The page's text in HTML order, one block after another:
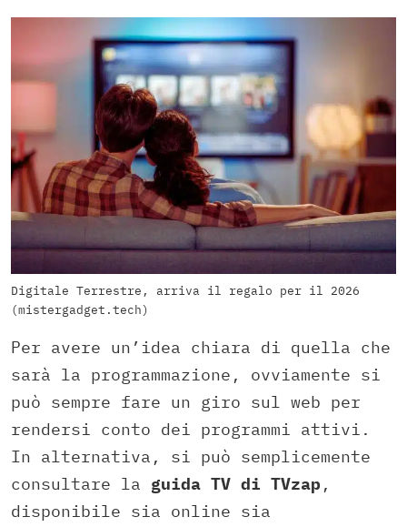
Digitale Terrestre, arriva il regalo per il 2026
(mistergadget.tech)
Per avere un’idea chiara di quella che
sarà la programmazione, ovviamente si
può sempre fare un giro sul web per
rendersi conto dei programmi attivi.
In alternativa, si può semplicemente
consultare la guida TV di TVzap ,
disponibile sia online sia